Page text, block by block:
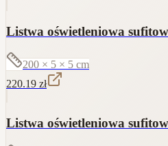
Listwa oświetleniowa
200 × 5 × 5 cm
220.19 zł
Listwa oświetleniowa